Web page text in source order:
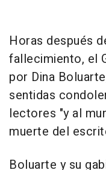
Horas después
fallecimiento, el
por Dina
sentidas
lectores "y al
muerte del
Boluarte y su